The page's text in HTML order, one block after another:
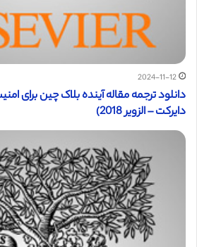
2024-11-12
دانلود ترجمه مقاله آینده بلاک چین برای
دایرکت – الزویر 2018)